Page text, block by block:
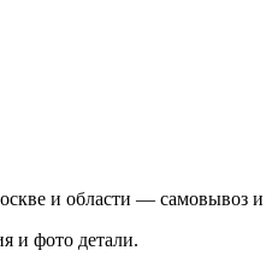
и области — самовывоз и
и фото детали.